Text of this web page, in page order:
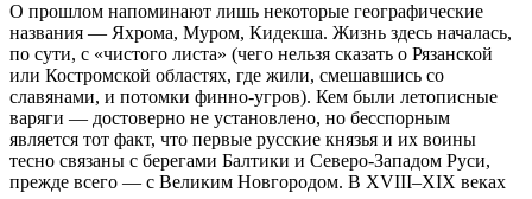
О прошлом напоминают лишь некоторые географические
названия — Яхрома, Муром, Кидекша. Жизнь здесь началась,
по сути, с «чистого листа» (чего нельзя сказать о Рязанской
или Костромской областях, где жили, смешавшись со
славянами, и потомки финно-угров). Кем были летописные
варяги — достоверно не установлено, но бесспорным
является тот факт, что первые русские князья и их воины
тесно связаны с берегами Балтики и Северо-Западом Руси,
прежде всего — с Великим Новгородом. В XVIII–XIX веках